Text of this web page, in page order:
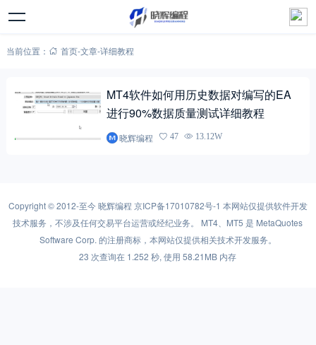
当前位置： 首页-文章-详细教程
MT4软件如何用历史数据对编写的EA
进行90%数据质量测试详细教程
晓辉编程 47 13.12W
Copyright © 2012-至今晓辉编程 京ICP备17010782号-1 本网站仅提供软件开发
技术服务，不涉及任何交易平台运营或经纪业务。 MT4、MT5 是 MetaQuotes
Software Corp. 的注册商标，本网站仅提供相关技术开发服务。
23 次查询在 1.252 秒, 使用 58.21MB 内存